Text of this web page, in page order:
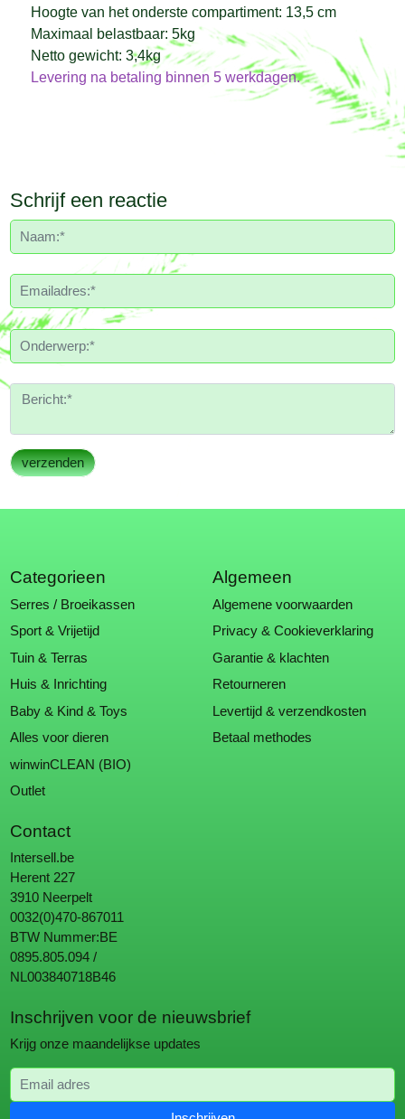
Hoogte van het onderste compartiment: 13,5 cm
Maximaal belastbaar: 5kg
Netto gewicht: 3,4kg
Levering na betaling binnen 5 werkdagen.
Schrijf een reactie
Categorieen
Serres / Broeikassen
Sport & Vrijetijd
Tuin & Terras
Huis & Inrichting
Baby & Kind & Toys
Alles voor dieren
winwinCLEAN (BIO)
Outlet
Algemeen
Algemene voorwaarden
Privacy & Cookieverklaring
Garantie & klachten
Retourneren
Levertijd & verzendkosten
Betaal methodes
Contact
Intersell.be
Herent 227
3910 Neerpelt
0032(0)470-867011
BTW Nummer:BE
0895.805.094 /
NL003840718B46
Inschrijven voor de nieuwsbrief
Krijg onze maandelijkse updates
Email adres